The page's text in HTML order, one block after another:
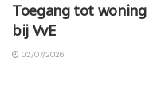
Toegang tot
bij VvE
02/07/2026